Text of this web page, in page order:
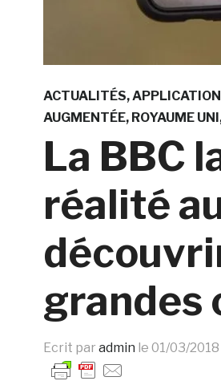
ACTUALITÉS
AUGMENTÉE ROYAUME UNI
La BBC
réalité
grandes
Ecrit par admin le 01/03/2018